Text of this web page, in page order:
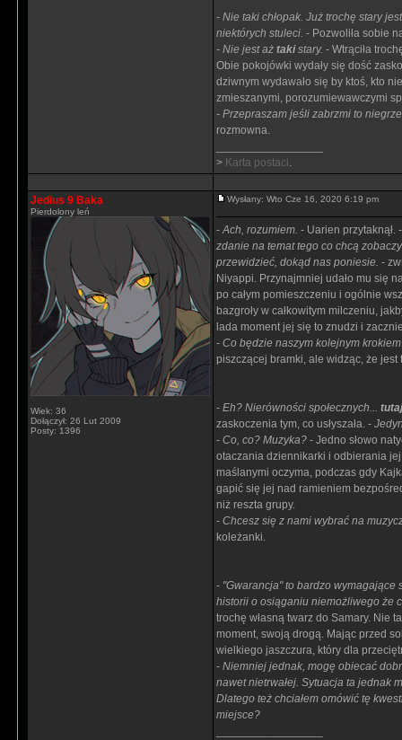
- Nie taki chłopak. Już trochę stary
niektórych stuleci. - Pozwoliła sobie
- Nie jest aż takistary. - Wtrąciła
Obie pokojówki wydały się dość
dziwnym wydawało się by ktoś, kto
zmieszanymi, porozumiewawczymi
- Przepraszam jeśli zabrzmi to
rozmowna.
> Karta postaci.
Jedius 9 Baka
Pierdolony leń
Wiek: 36
Dołączył: 26 Lut 2009
Posty: 1396
Wysłany: Wto Cze 16, 2020 6:19 pm
-Ach, rozumiem. - Uarien przytaknął.
zdanie na temat tego co chcą
przewidzieć, dokąd nas poniesie. -
Niyappi. Przynajmniej udało mu się
po całym pomieszczeniu i ogólnie
bazgroły w całkowitym milczeniu,
lada moment jej się to znudzi i
- Co będzie naszym kolejnym
piszczącej bramki, ale widząc, że jest
- Eh? Nierówności społecznych...
zaskoczenia tym, co usłyszała. -
- Co, co? Muzyka? - Jedno słowo
otaczania dziennikarki i odbierania
maślanymi oczyma, podczas gdy
gapić się jej nad ramieniem
niż reszta grupy.
- Chcesz się z nami wybrać na
koleżanki.
- "Gwarancja" to bardzo wymagające
historii o osiąganiu niemożliwego że
trochę własną twarz do Samary. Nie
moment, swoją drogą. Mając przed
wielkiego jaszczura, który dla
- Niemniej jednak, mogę obiecać
nawet nietrwałej. Sytuacja ta jednak
Dlatego też chciałem omówić tę
miejsce?